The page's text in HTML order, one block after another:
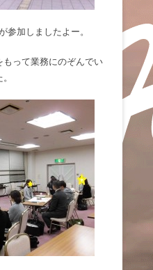
参加しましたよー。
って業務にのぞんでい